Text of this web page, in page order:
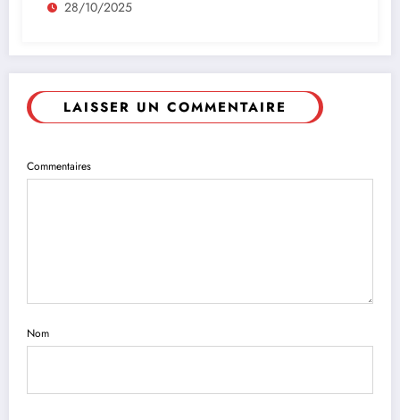
28/10/2025
LAISSER UN COMMENTAIRE
Commentaires
Nom